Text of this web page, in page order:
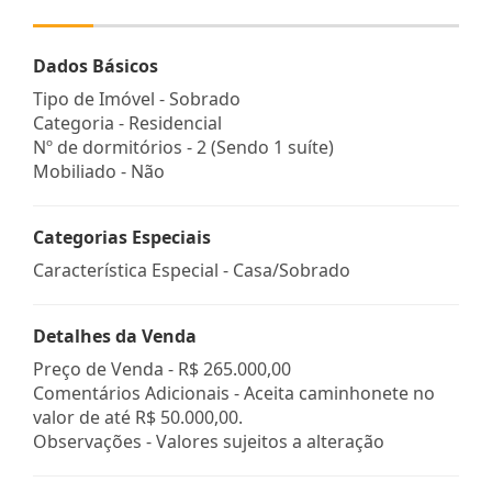
Dados Básicos
Tipo de Imóvel - Sobrado
Categoria - Residencial
Nº de dormitórios - 2 (Sendo 1 suíte)
Mobiliado - Não
Categorias Especiais
Característica Especial - Casa/Sobrado
Detalhes da Venda
Preço de Venda - R$ 265.000,00
Comentários Adicionais - Aceita caminhonete no
valor de até R$ 50.000,00.
Observações - Valores sujeitos a alteração